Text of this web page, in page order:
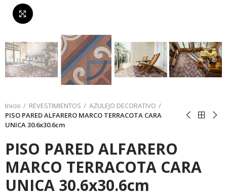
Inicio REVESTIMIENTOS
AZULEJO DECORATIVO
PISO PARED ALFARERO MARCO TERRACOTA CARA
UNICA 30.6x30.6cm
PISO PARED ALFARERO
MARCO TERRACOTA CARA
UNICA 30.6x30.6cm